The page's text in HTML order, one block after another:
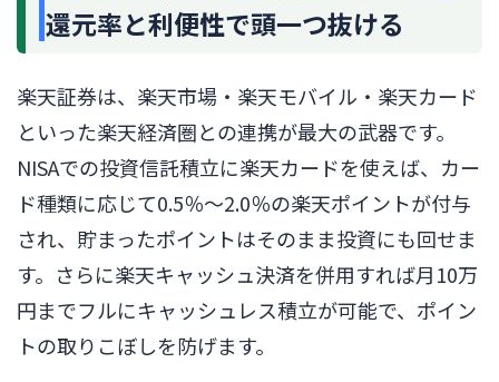
還元率と利便性で頭一つ抜ける
楽天証券は、楽天市場・楽天モバイル・楽天カード
といった楽天経済圏との連携が最大の武器です。
NISAでの投資信託積立に楽天カードを使えば、カー
ド種類に応じて0.5％〜2.0％の楽天ポイントが付与
され、貯まったポイントはそのまま投資にも回せま
す。さらに楽天キャッシュ決済を併用すれば月10万
円までフルにキャッシュレス積立が可能で、ポイン
トの取りこぼしを防げます。